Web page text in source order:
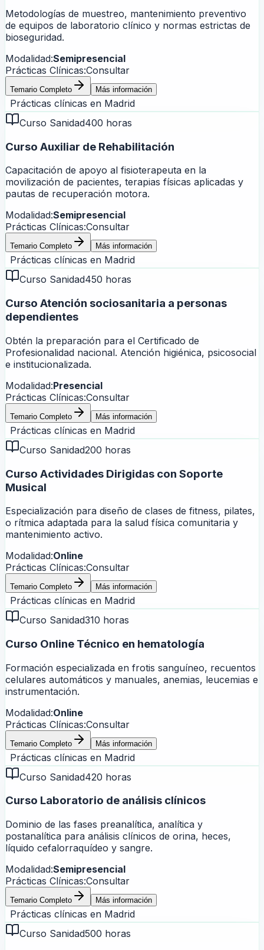
Metodologías de muestreo, mantenimiento preventivo
de equipos de laboratorio clínico y normas estrictas de
bioseguridad.
Modalidad:Semipresencial
Prácticas Clínicas:Consultar
Temario Completo Más información
Prácticas clínicas en Madrid
Curso Sanidad400 horas
Curso Auxiliar de Rehabilitación
Capacitación de apoyo al fisioterapeuta en la
movilización de pacientes, terapias físicas aplicadas y
pautas de recuperación motora.
Modalidad:Semipresencial
Prácticas Clínicas:Consultar
Temario Completo Más información
Prácticas clínicas en Madrid
Curso Sanidad450 horas
Curso Atención sociosanitaria a personas
dependientes
Obtén la preparación para el Certificado de
Profesionalidad nacional. Atención higiénica, psicosocial
e institucionalizada.
Modalidad:Presencial
Prácticas Clínicas:Consultar
Temario Completo Más información
Prácticas clínicas en Madrid
Curso Sanidad200 horas
Curso Actividades Dirigidas con Soporte
Musical
Especialización para diseño de clases de fitness, pilates,
o rítmica adaptada para la salud física comunitaria y
mantenimiento activo.
Modalidad:Online
Prácticas Clínicas:Consultar
Temario Completo Más información
Prácticas clínicas en Madrid
Curso Sanidad310 horas
Curso Online Técnico en hematología
Formación especializada en frotis sanguíneo, recuentos
celulares automáticos y manuales, anemias, leucemias e
instrumentación.
Modalidad:Online
Prácticas Clínicas:Consultar
Temario Completo Más información
Prácticas clínicas en Madrid
Curso Sanidad420 horas
Curso Laboratorio de análisis clínicos
Dominio de las fases preanalítica, analítica y
postanalítica para análisis clínicos de orina, heces,
líquido cefalorraquídeo y sangre.
Modalidad:Semipresencial
Prácticas Clínicas:Consultar
Temario Completo Más información
Prácticas clínicas en Madrid
Curso Sanidad500 horas